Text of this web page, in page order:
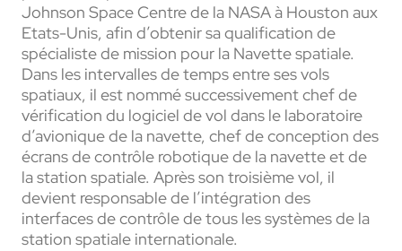
Johnson Space Centre de la NASA à Houston aux
Etats-Unis, afin d’obtenir sa qualification de
spécialiste de mission pour la Navette spatiale.
Dans les intervalles de temps entre ses vols
spatiaux, il est nommé successivement chef de
vérification du logiciel de vol dans le laboratoire
d’avionique de la navette, chef de conception des
écrans de contrôle robotique de la navette et de
la station spatiale. Après son troisième vol, il
devient responsable de l’intégration des
interfaces de contrôle de tous les systèmes de la
station spatiale internationale.